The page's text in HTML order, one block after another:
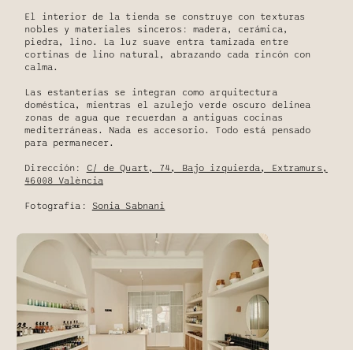
El interior de la tienda se construye con texturas
nobles y materiales sinceros: madera, cerámica,
piedra, lino. La luz suave entra tamizada entre
cortinas de lino natural, abrazando cada rincón con
calma.
Las estanterías se integran como arquitectura
doméstica, mientras el azulejo verde oscuro delinea
zonas de agua que recuerdan a antiguas cocinas
mediterráneas. Nada es accesorio. Todo está pensado
para permanecer.
Dirección:
C/ de Quart, 74, Bajo izquierda, Extramurs,
46008 València
Fotografía: Sonia Sabnani